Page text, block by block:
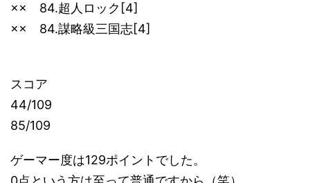
×× 84.超人ロック[4]
×× 84.謀略級三国志[4]
スコア
44/109
85/109
ゲーマー度は129ポイントでした。